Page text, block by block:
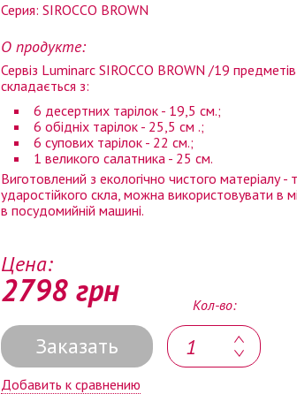
Серия: SIROCCO BROWN
О продукте:
Сервіз Luminarc SIROCCO BROWN /19
складається з:
6 десертних тарілок - 19,5 см.;
6 обідніх тарілок - 25,5 см .;
6 супових тарілок - 22 см.;
1 великого салатника - 25 см.
Виготовлений з екологічно чистого матеріалу -
ударостійкого скла, можна використовувати в
в посудомийній машині.
Цена:
2798 грн
Заказать
Кол-во:
Добавить к сравнению